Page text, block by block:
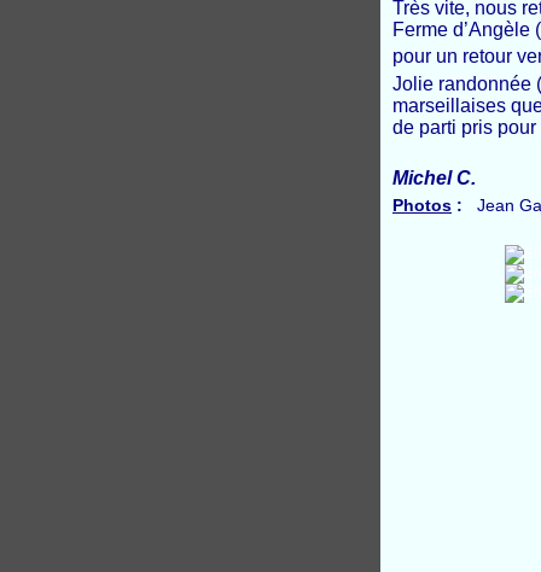
Très vite, nous
Ferme
pour un retour
Jolie randonnée
marseillaises
de parti pris
Michel C.
Photos : Jean